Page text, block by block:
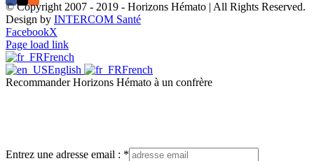
© Copyright 2007 - 2019 - Horizons Hémato | All Rights Reserved.
Design by INTERCOM Santé
FacebookX
Page load link
French
English
French
Recommander Horizons Hémato à un confrère
Entrez une adresse email : *